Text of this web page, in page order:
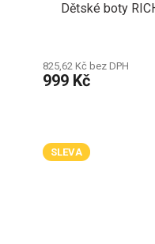
Dětské boty
825,62 Kč bez DPH
999 Kč
SLEVA